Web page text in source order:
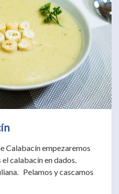
Calabacín empezaremos
calabacín en dados.
Pelamos y cascamos